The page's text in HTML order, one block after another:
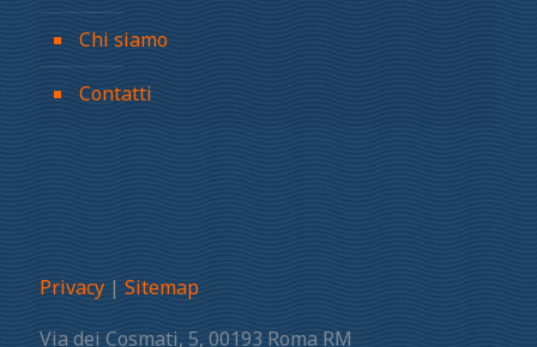
Chi siamo
Contatti
Privacy | Sitemap
Via dei Cosmati, 5, 00193 Roma RM